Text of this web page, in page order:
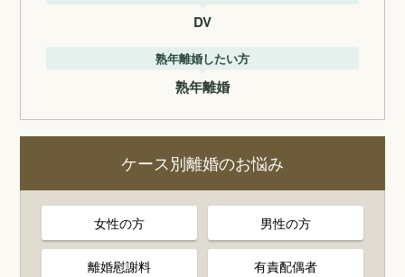
DV
熟年離婚したい方
熟年離婚
ケース別離婚のお悩み
女性の方 男性の方
離婚慰謝料 有責配偶者